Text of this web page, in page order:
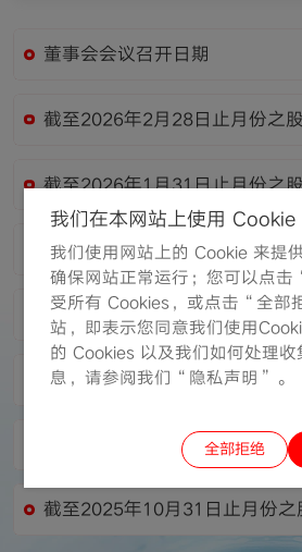
董事会会议召开日期
截至2026年2月28日止月份之
截至2026年1月31日止月份之
行人的证券变动月报表
截至2025年12月31日止月份之
发行人的证券变动月报表
持续关连交易 — 配件合作协议
截至2025年11月30日止月份之
董事名单与其角色和职能
截至2025年10月31日止月份之
发行人的证券变动月报表
我们在本网站上使用 Cookie
我们使用网站上的 Cookie 来提
确保网站正常运行；您可以点
受所有 Cookies，或点击“全部
站，即表示您同意我们使用
的 Cookies 以及我们如何处理
息，请参阅我们“隐私声明”。
全部拒绝